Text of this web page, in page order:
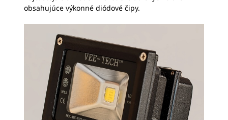
obsahujúce výkonné diódové čipy.